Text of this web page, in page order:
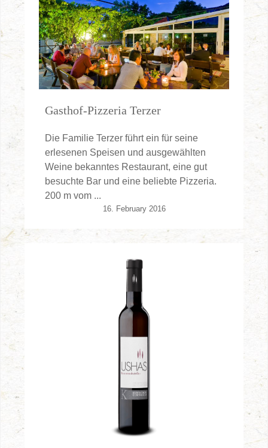
Gasthof-Pizzeria Terzer
Die Familie Terzer führt ein für seine
erlesenen Speisen und ausgewählten
Weine bekanntes Restaurant, eine gut
besuchte Bar und eine beliebte Pizzeria.
200 m vom ...
16. February 2016